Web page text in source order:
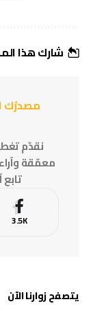
شارك هذا
مصدرُك
نقدّم
معمّقة
3.5K
يتصفح زوارنا الآن